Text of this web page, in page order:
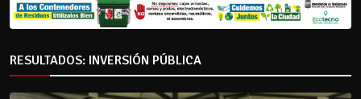
RESULTADOS: INVERSIÓN PÚBLICA